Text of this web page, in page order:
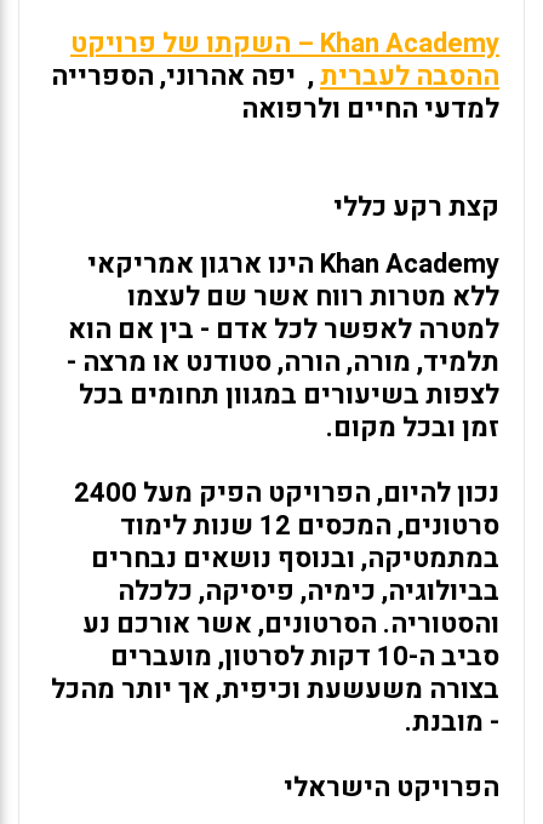
Khan Academy – השקתו של פרויקט
ההסבה לעברית, יפה אהרוני, הספרייה
למדעי החיים ולרפואה
קצת רקע כללי
Khan Academy הינו ארגון אמריקאי
ללא מטרות רווח אשר שם לעצמו
למטרה לאפשר לכל אדם - בין אם הוא
תלמיד, מורה, הורה, סטודנט או מרצה -
לצפות בשיעורים במגוון תחומים בכל
זמן ובכל מקום.
נכון להיום, הפרויקט הפיק מעל 2400
סרטונים, המכסים 12 שנות לימוד
במתמטיקה, ובנוסף נושאים נבחרים
בביולוגיה, כימיה, פיסיקה, כלכלה
והסטוריה. הסרטונים, אשר אורכם נע
סביב ה-10 דקות לסרטון, מועברים
בצורה משעשעת וכיפית, אך יותר מהכל
- מובנת.
הפרויקט הישראלי